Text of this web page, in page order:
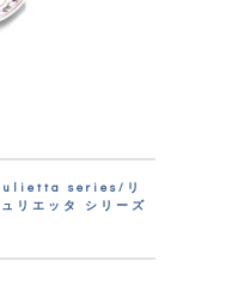
series/リ
リエッタ シリーズ